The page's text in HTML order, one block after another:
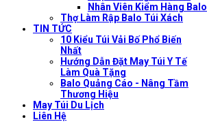
Nhân Viên Kiểm Hàng Balo
Thợ Làm Rập Balo Túi Xách
TIN TỨC
10 Kiểu Túi Vải Bố Phổ Biến
Nhất
Hướng Dẫn Đặt May Túi Y Tế
Làm Quà Tặng
Balo Quảng Cáo - Nâng Tầm
Thương Hiệu
May Túi Du Lịch
Liên Hệ